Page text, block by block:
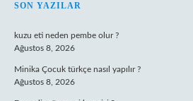
SIDEBAR
SON YAZILAR
kuzu eti neden pembe olur ?
Ağustos 8, 2026
Minika Çocuk türkçe nasıl yapılır ?
Ağustos 8, 2026